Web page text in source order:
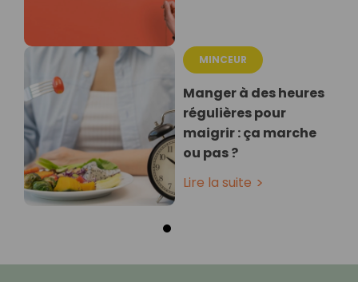
MINCEUR
Manger à des heures
régulières pour
maigrir : ça marche
ou pas ?
Lire la suite